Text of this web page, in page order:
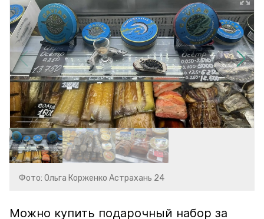
Фото: Ольга Корженко Астрахань 24
Можно купить подарочный набор за